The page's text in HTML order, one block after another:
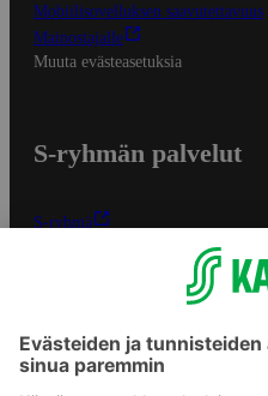
Mobiilisovelluksen saavutettavuus
Mainostajalle
Muuta evästeasetuksia
S-ryhmän palvelut
S-ryhmä
Yhteishyvä Ruoka -sovellus
Sokos.fi
S-Pankki